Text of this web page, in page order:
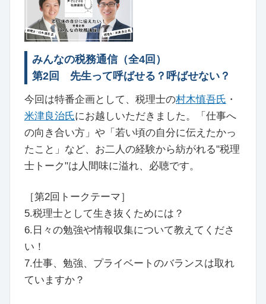
みんなの税務通信（全4回）
第2回 先生って呼ばせる？呼ばせない？
今回は特番企画として、税理士の村木慎吾氏 ・
米津良治氏にお越しいただきました。「仕事へ
の向き合い方」や「若い頃の自分に伝えたかっ
たこと」など、お二人の経験から紡がれる"税理
士トーク"は人間味に溢れ、必聴です。
［第2回トークテーマ］
5.税理士として生き抜くためには？
6.日々の勉強や情報収集について教えてくださ
い！
7.仕事、勉強、プライベートのバランスは取れ
ていますか？